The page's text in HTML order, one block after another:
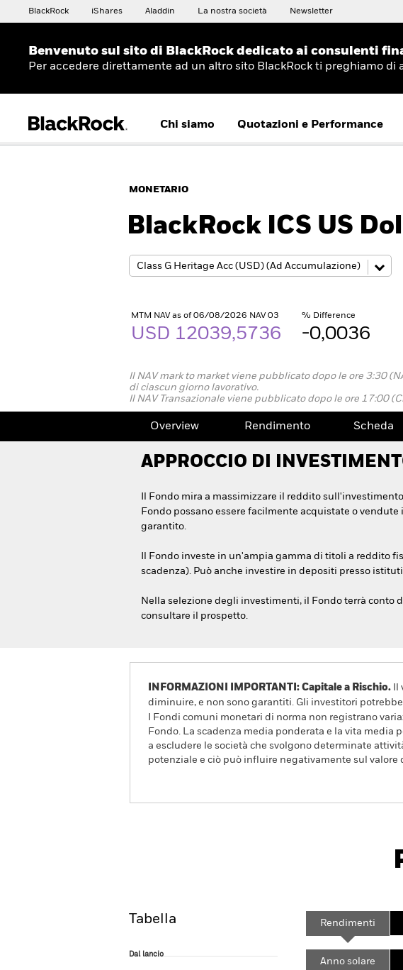
BlackRock iShares Aladdin La nostra società Newsletter
Benvenuto sul sito di BlackRock dedicato ai consulenti
Per accedere direttamente ad un altro sito BlackRock ti preghiamo di
Chi siamo Quotazioni e Performance
MONETARIO
BlackRock ICS US
MTM NAV as of 06/08/2026 NAV 03
USD 12039,5736
% Difference
-0,0036
Il NAV mark to market viene pubblicato dopo le ore 3:30
di ciascun giorno lavorativo.
Il NAV Transazionale viene pubblicato dopo le ore 17:00
Overview Rendimento Scheda
APPROCCIO DI
Il Fondo mira a massimizzare il reddito
Fondo possano essere facilmente acquistate o
garantito.
Il Fondo investe in un'ampia gamma di titoli a reddito
scadenza). Può anche investire in depositi presso
Nella selezione degli investimenti, il Fondo terrà conto
consultare il prospetto.
INFORMAZIONI IMPORTANTI: Capitale a Rischio. Il
diminuire, e non sono garantiti. Gli investitori
I Fondi comuni monetari di norma non registrano
Fondo. La scadenza media ponderata e la vita
a escludere le società che svolgono determinate
potenziale e ciò può influire negativamente sul
Tabella
Dal lancio
Dal lancio
Rendimenti
Anno solare